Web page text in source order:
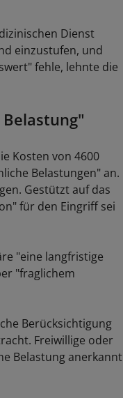
Dienst
einzustufen, und
fehle, lehnte die
Kosten von 4600
Belastungen" an.
Gestützt auf das
für den Eingriff sei
"eine langfristige
"fraglichem
Berücksichtigung
Freiwillige oder
Belastung anerkannt